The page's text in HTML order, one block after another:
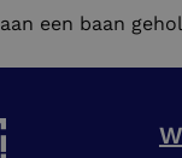
aan een baan